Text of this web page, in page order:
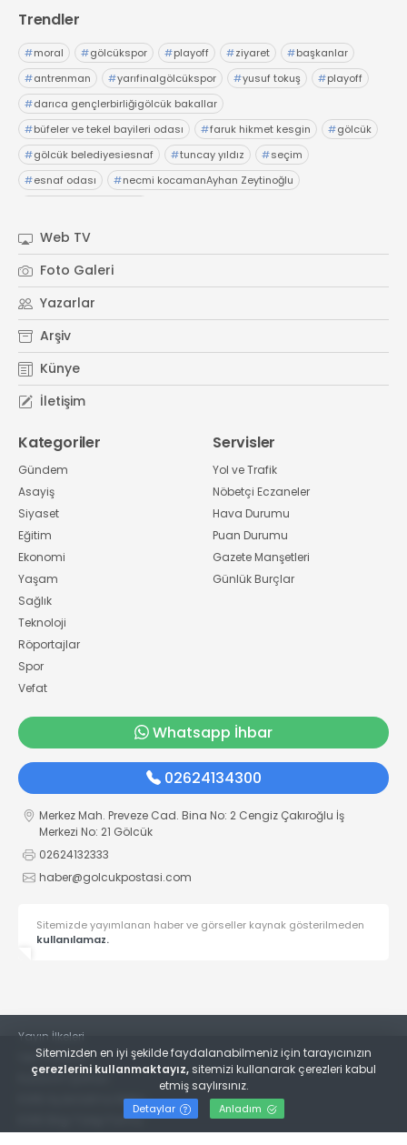
Trendler
#moral #gölcükspor #playoff #ziyaret #başkanlar
#antrenman #yarıfinalgölcükspor #yusuf tokuş #playoff
#darıca gençlerbirliğigölcük bakallar
#büfeler ve tekel bayileri odası #faruk hikmet kesgin #gölcük
#gölcük belediyesiesnaf #tuncay yıldız #seçim
#esnaf odası #necmi kocamanAyhan Zeytinoğlu
Web TV
Foto Galeri
Yazarlar
Arşiv
Künye
İletişim
Kategoriler
Gündem
Asayiş
Siyaset
Eğitim
Ekonomi
Yaşam
Sağlık
Teknoloji
Röportajlar
Spor
Vefat
Servisler
Yol ve Trafik
Nöbetçi Eczaneler
Hava Durumu
Puan Durumu
Gazete Manşetleri
Günlük Burçlar
Whatsapp İhbar
02624134300
Merkez Mah. Preveze Cad. Bina No: 2 Cengiz Çakıroğlu İş
Merkezi No: 21 Gölcük
02624132333
haber@golcukpostasi.com
Sitemizde yayımlanan haber ve görseller kaynak gösterilmeden
kullanılamaz.
Yayın İlkeleri
Veri Politikası
Kullanım Şartları
KVKK Aydınlatma Metni
KVKK Bilgi Talep Formu
Sitemizden en iyi şekilde faydalanabilmeniz için tarayıcınızın
çerezlerini kullanmaktayız, sitemizi kullanarak çerezleri kabul
etmiş saylırsınız.
Detaylar Anladım